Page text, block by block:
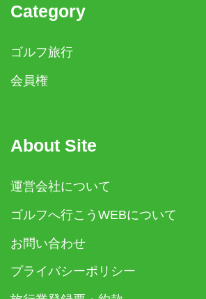
Category
ゴルフ旅行
会員権
About Site
運営会社について
ゴルフへ行こうWEBについて
お問い合わせ
プライバシーポリシー